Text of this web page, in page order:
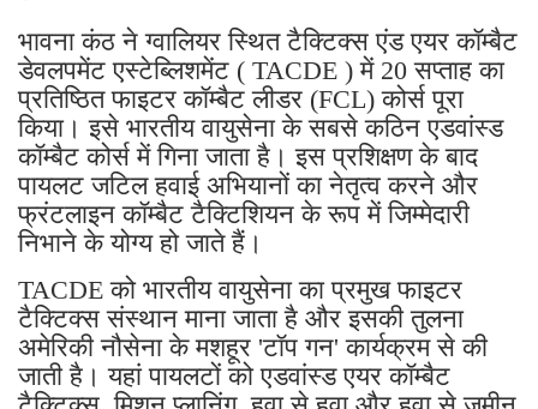
भावना कंठ ने ग्वालियर स्थित टैक्टिक्स एंड एयर कॉम्बैट
डेवलपमेंट एस्टेब्लिशमेंट ( TACDE ) में 20 सप्ताह का
प्रतिष्ठित फाइटर कॉम्बैट लीडर (FCL) कोर्स पूरा
किया। इसे भारतीय वायुसेना के सबसे कठिन एडवांस्ड
कॉम्बैट कोर्स में गिना जाता है। इस प्रशिक्षण के बाद
पायलट जटिल हवाई अभियानों का नेतृत्व करने और
फ्रंटलाइन कॉम्बैट टैक्टिशियन के रूप में जिम्मेदारी
निभाने के योग्य हो जाते हैं।
TACDE को भारतीय वायुसेना का प्रमुख फाइटर
टैक्टिक्स संस्थान माना जाता है और इसकी तुलना
अमेरिकी नौसेना के मशहूर 'टॉप गन' कार्यक्रम से की
जाती है। यहां पायलटों को एडवांस्ड एयर कॉम्बैट